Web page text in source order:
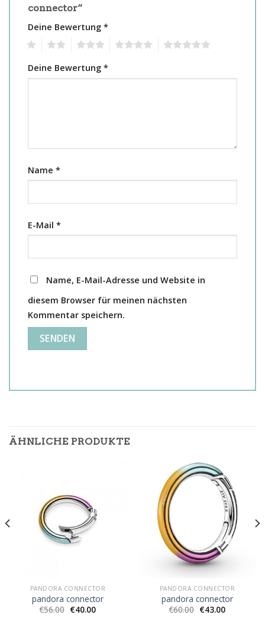
connector“
Deine Bewertung *
Deine Bewertung *
Name *
E-Mail *
Name, E-Mail-Adresse und Website in
diesem Browser für meinen nächsten
Kommentar speichern.
ÄHNLICHE PRODUKTE
PANDORA CONNECTOR
pandora connector
€56.00 €40.00
PANDORA CONNECTOR
pandora connector
€60.00 €43.00